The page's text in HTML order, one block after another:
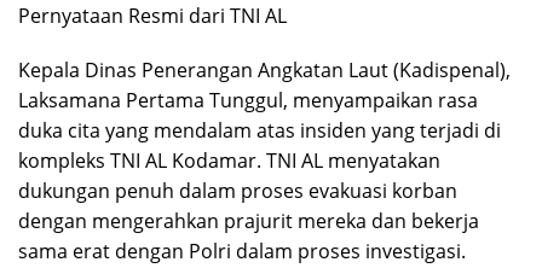
Pernyataan Resmi dari TNI AL
Kepala Dinas Penerangan Angkatan Laut (Kadispenal),
Laksamana Pertama Tunggul, menyampaikan rasa
duka cita yang mendalam atas insiden yang terjadi di
kompleks TNI AL Kodamar. TNI AL menyatakan
dukungan penuh dalam proses evakuasi korban
dengan mengerahkan prajurit mereka dan bekerja
sama erat dengan Polri dalam proses investigasi.